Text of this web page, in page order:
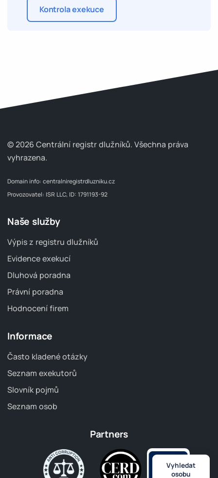
Kontrola exekuce
© 2026 Centrální registr dlužníků. Všechna práva
vyhrazena.
Domain info: centralniregistrdluzniku.cz
Provozovatel: ISR LLC, ID: 1791193-92
Naše služby
Výpis z registru dlužníků
Evidence exekucí
Dluhová poradna
Právní poradna
Hodnocení firem
Informace
Často kladené otázky
Seznam exekutorů
Slovník pojmů
Seznam osob
Partners
Vyhledat
osobu